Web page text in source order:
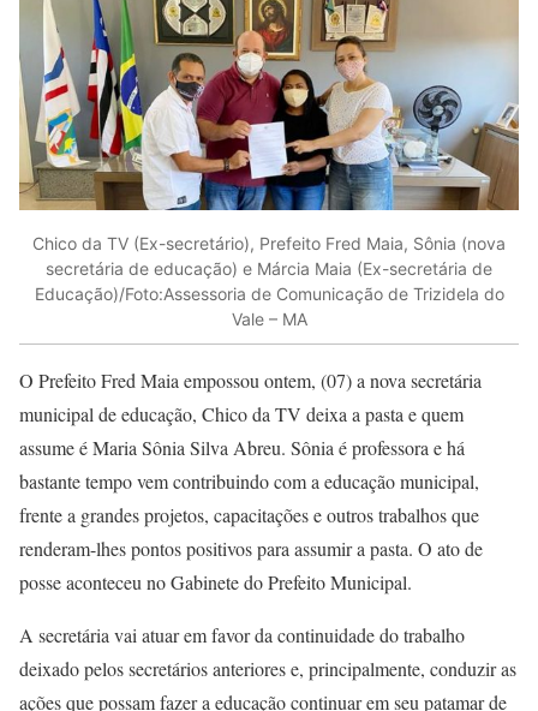
Chico da TV (Ex-secretário), Prefeito Fred Maia, Sônia (nova
secretária de educação) e Márcia Maia (Ex-secretária de
Educação)/Foto:Assessoria de Comunicação de Trizidela do
Vale – MA
O Prefeito Fred Maia empossou ontem, (07) a nova secretária
municipal de educação, Chico da TV deixa a pasta e quem
assume é Maria Sônia Silva Abreu. Sônia é professora e há
bastante tempo vem contribuindo com a educação municipal,
frente a grandes projetos, capacitações e outros trabalhos que
renderam-lhes pontos positivos para assumir a pasta. O ato de
posse aconteceu no Gabinete do Prefeito Municipal.
A secretária vai atuar em favor da continuidade do trabalho
deixado pelos secretários anteriores e, principalmente, conduzir as
ações que possam fazer a educação continuar em seu patamar de